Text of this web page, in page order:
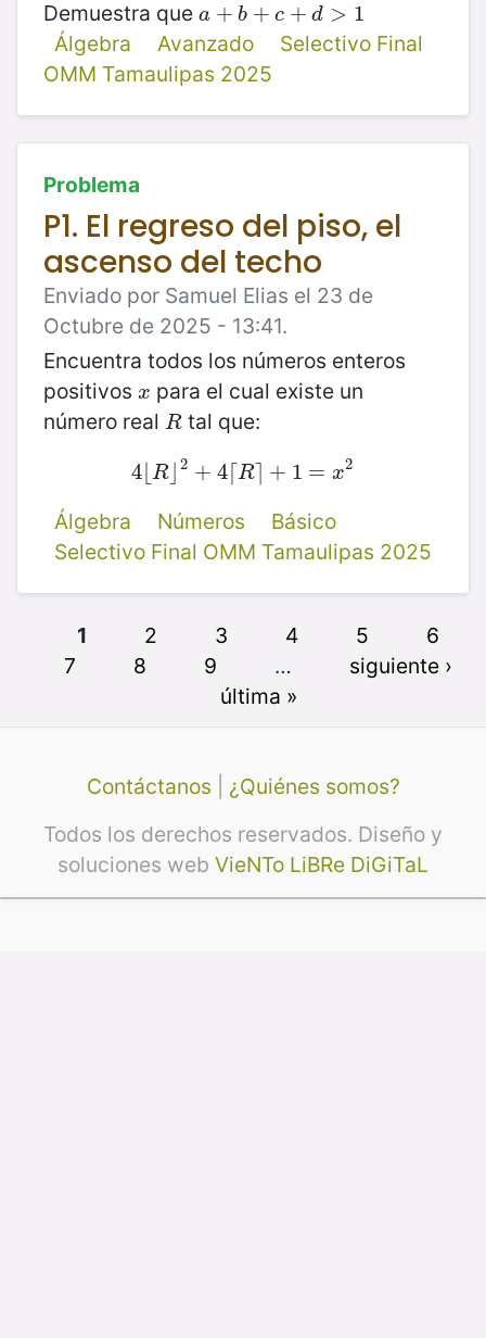
Demuestra que a + b + c + d > 1
a +b + c+d >1
Álgebra
Avanzado
Selectivo Final
OMM Tamaulipas 2025
Problema
P1. El regreso del piso, el
ascenso del techo
Enviado por Samuel Elias el 23 de
Octubre de 2025 - 13:41.
Encuentra todos los números enteros
positivos x
x para el cual existe un
número real R
Rtal que:
4 ⌊R 2 + 4⌈R⌉ + 1 = x2
4 R ⌋2 +4⌈R⌉ +1 = x2
Álgebra
Números
Básico
Selectivo Final OMM Tamaulipas 2025
1 2 3 4 5
6
7
8 9 …
siguiente ›
última »
Contáctanos
¿Quiénes somos?
Todos los derechos reservados. Diseño y
soluciones web VieNTo LiBRe DiGiTaL